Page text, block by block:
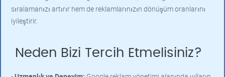
sıralamanızı artırır hem de reklamlarınızın dönüşüm oranlarını
iyileştirir.
Neden Bizi Tercih Etmelisiniz?